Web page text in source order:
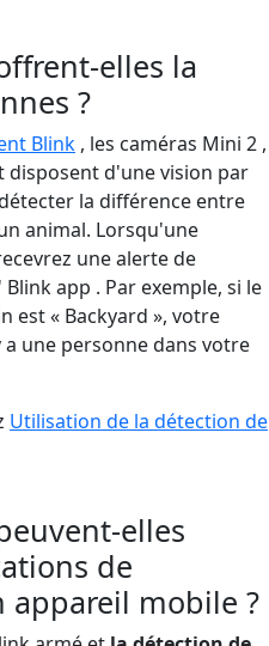
elles la
?
Blink , les caméras Mini 2 ,
disposent d'une vision par
la différence entre
animal. Lorsqu'une
une alerte de
app . Par exemple, si le
est « Backyard », votre
une personne dans votre
Utilisation de la détection de
elles
de
mobile ?